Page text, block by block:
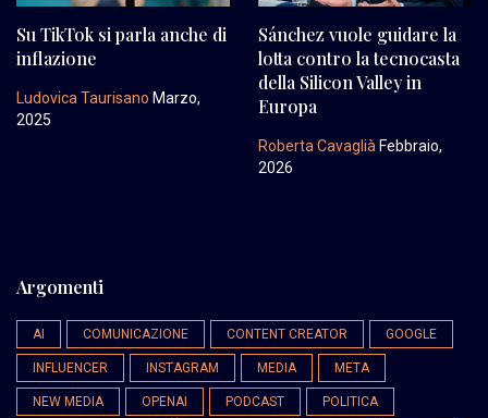
Su TikTok si parla anche di
inflazione
Ludovica Taurisano Marzo,
2025
Sánchez vuole guidare la
lotta contro la tecnocasta
della Silicon Valley in
Europa
Roberta Cavaglià Febbraio,
2026
Argomenti
AI COMUNICAZIONE CONTENT CREATOR GOOGLE
INFLUENCER INSTAGRAM MEDIA META
NEW MEDIA OPENAI PODCAST POLITICA